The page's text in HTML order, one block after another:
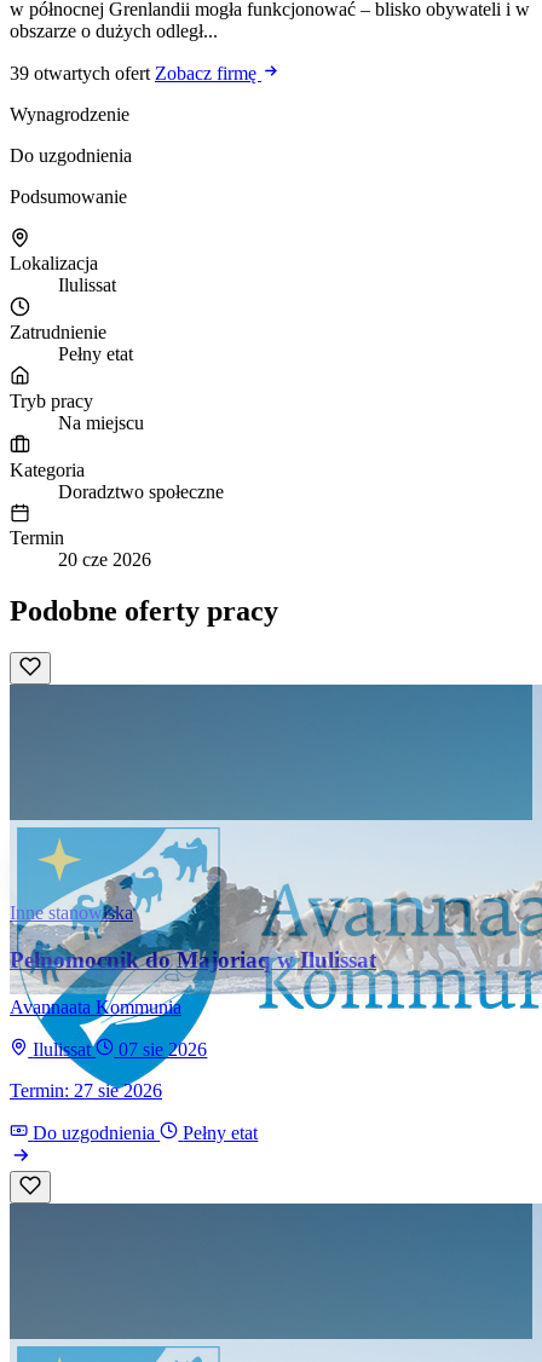
w północnej Grenlandii mogła funkcjonować – blisko obywateli i w
obszarze o dużych odległ...
39 otwartych ofert Zobacz firmę
Wynagrodzenie
Do uzgodnienia
Podsumowanie
Lokalizacja
Ilulissat
Zatrudnienie
Pełny etat
Tryb pracy
Na miejscu
Kategoria
Doradztwo społeczne
Termin
20 cze 2026
Podobne oferty pracy
Inne stanowiska
Pełnomocnik do Majoriaq w Ilulissat
Avannaata Kommunia
Ilulissat
07 sie 2026
Termin: 27 sie 2026
Do uzgodnienia Pełny etat